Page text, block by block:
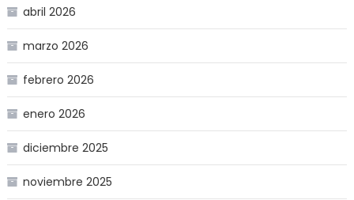
abril 2026
marzo 2026
febrero 2026
enero 2026
diciembre 2025
noviembre 2025